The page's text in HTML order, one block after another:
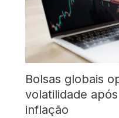
Bolsas globais
volatilidade
inflação